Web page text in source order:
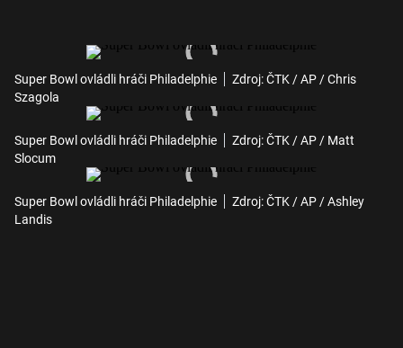
Super Bowl ovládli hráči Philadelphie
Zdroj: ČTK / AP / Chris
Szagola
Super Bowl ovládli hráči Philadelphie
Zdroj: ČTK / AP / Matt
Slocum
Super Bowl ovládli hráči Philadelphie
Zdroj: ČTK / AP / Ashley
Landis